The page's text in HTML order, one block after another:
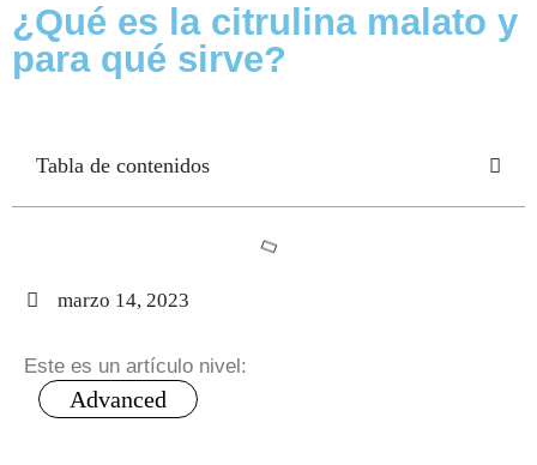
¿Qué es la citrulina malato y
para qué sirve?
Tabla de contenidos
marzo 14, 2023
Este es un artículo nivel:
Advanced